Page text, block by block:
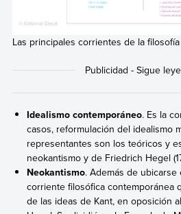
Las principales corrientes de la
Idealismo contemporáneo. Es la
casos, reformulación del idealismo
representantes son los teóricos y
neokantismo y de Friedrich Hegel
Neokantismo. Además de
corriente filosófica contemporánea
de las ideas de Kant, en oposición